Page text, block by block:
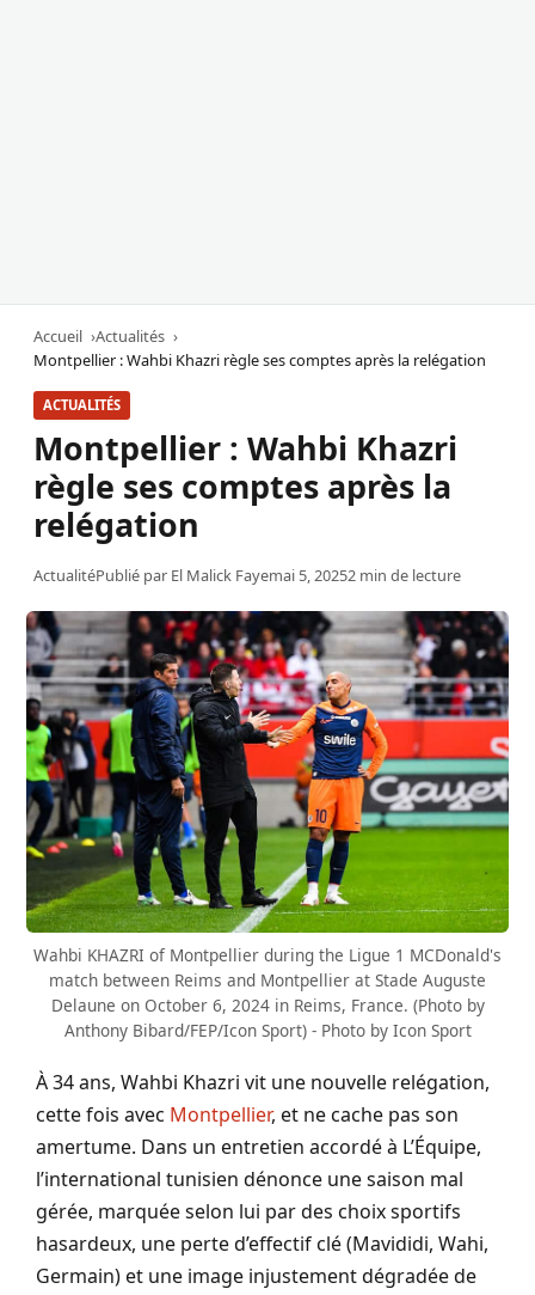
Accueil
Actualités
Montpellier : Wahbi Khazri règle ses comptes après la relégation
ACTUALITÉS
Montpellier : Wahbi Khazri
règle ses comptes après la
relégation
ActualitéPublié par El Malick Fayemai 5, 20252 min de lecture
Wahbi KHAZRI of Montpellier during the Ligue 1 MCDonald's
match between Reims and Montpellier at Stade Auguste
Delaune on October 6, 2024 in Reims, France. (Photo by
Anthony Bibard/FEP/Icon Sport) - Photo by Icon Sport
À 34 ans, Wahbi Khazri vit une nouvelle relégation,
cette fois avec Montpellier, et ne cache pas son
amertume. Dans un entretien accordé à L’Équipe,
l’international tunisien dénonce une saison mal
gérée, marquée selon lui par des choix sportifs
hasardeux, une perte d’effectif clé (Mavididi, Wahi,
Germain) et une image injustement dégradée de